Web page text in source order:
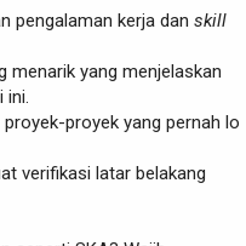
pengalaman kerja dan skill
menarik yang menjelaskan
proyek yang pernah lo
verifikasi latar belakang